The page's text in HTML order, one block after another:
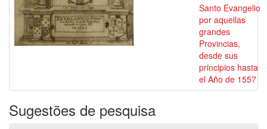
Santo Evangelio
por aquellas
grandes
Provincias,
desde sus
principios hasta
el Año de 1557
Sugestões de pesquisa